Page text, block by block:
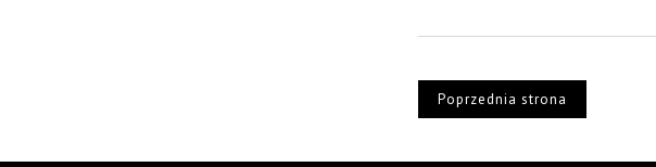
Poprzednia strona